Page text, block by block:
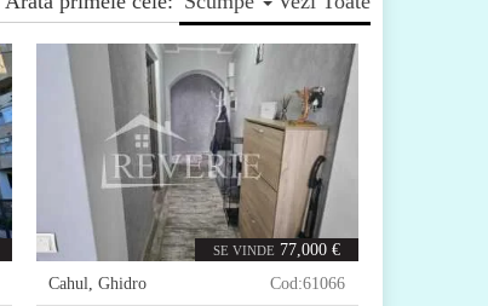
SE VINDE 77,000 €
Cahul,Ghidro Cod:61066